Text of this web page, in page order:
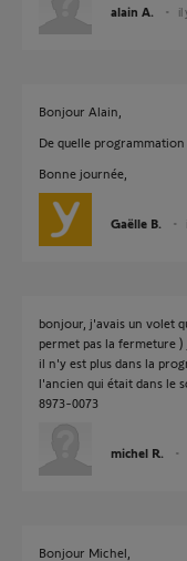
alain A. il
Bonjour Alain,
De quelle
Bonne journée,
Gaëlle B.
bonjour, j'avais un volet
permet pas la fermeture
il n'y est plus dans la
l'ancien qui était dans le
8973-0073
michel R.
Bonjour Michel,